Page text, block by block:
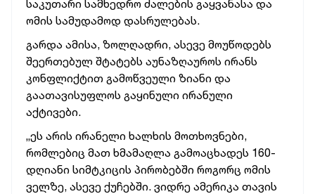
საკუთარი სამხედრო ძალების გაყვანასა და
ომის სამუდამოდ დასრულებას.
გარდა ამისა, ზოლღადრი, ასევე მოუწოდებს
შეერთებულ შტატებს აუნაზღაუროს ირანს
კონფლიქტით გამოწვეული ზიანი და
გაათავისუფლოს გაყინული ირანული
აქტივები.
„ეს არის ირანელი ხალხის მოთხოვნები,
რომლებიც მათ ხმამაღლა გამოაცხადეს 160-
დღიანი სიმტკიცის პირობებში როგორც ომის
ველზე, ასევე ქუჩებში. ვიდრე ამერიკა თავის